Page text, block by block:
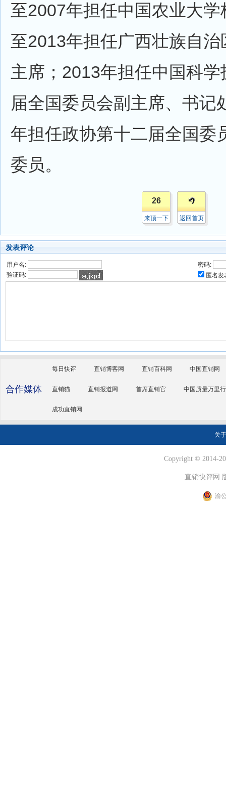
至2007年担任中国农业大
至2013年担任广西壮族自
主席；2013年担任中国科
届全国委员会副主席、书记
年担任政协第十二届全国委
委员。
26
来顶一下 返回首页
发表评论
用户名:
密码:
验证码:
匿名发
合作媒体
每日快评 直销博客网 直销百科网 中国直销网
直销猫 直销报道网 首席直销官 中国质量万里行
成功直销网
关
Copyright © 2014-
直销快评网
渝